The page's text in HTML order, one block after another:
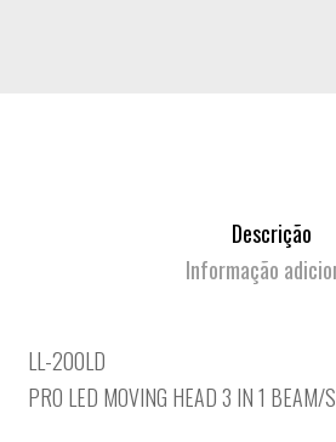
Descrição
Informação
LL-200LD
PRO LED MOVING HEAD 3 IN 1 BEAM/